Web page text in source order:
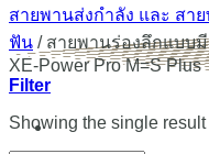
สายพานส่งกำลัง และ สาย
ฟัน /สายพานร่องลึกแบบ
XE-Power Pro M=S Plus
Filter
Showing the single result